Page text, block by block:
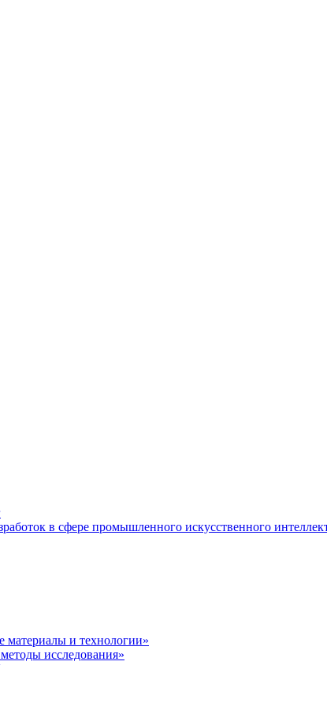
в сфере промышленного искусственного
и технологии»
исследования»